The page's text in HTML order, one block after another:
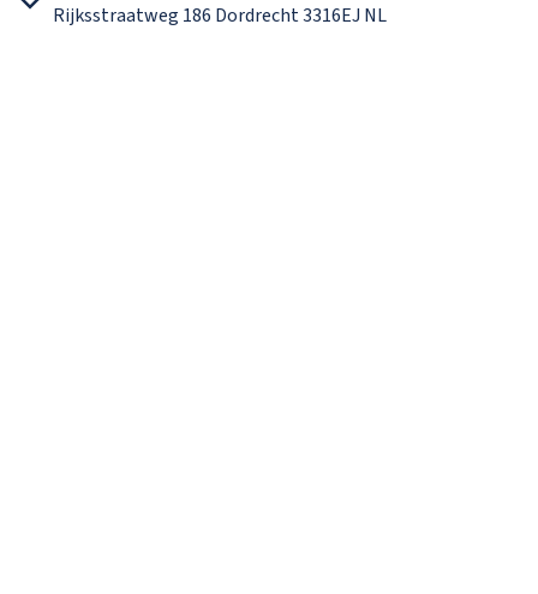
Rijksstraatweg 186 Dordrecht 3316EJ NL